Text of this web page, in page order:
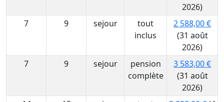
2026)
7
9 sejour
tout
inclus
2 588,00 €
(31 août
2026)
7
9 sejour
pension
complète
3 583,00 €
(31 août
2026)